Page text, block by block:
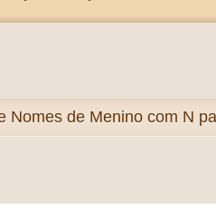
Nomes de Menino com N